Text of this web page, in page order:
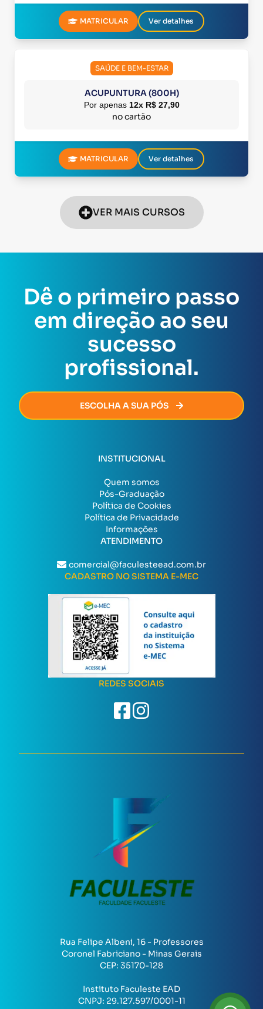
MATRICULAR Ver detalhes
SAÚDE E BEM-ESTAR
ACUPUNTURA (800H)
Por apenas 12x R$ 27,90
no cartão
MATRICULAR Ver detalhes
VER MAIS CURSOS
Dê o primeiro passo
em direção ao seu
sucesso
profissional.
ESCOLHA A SUA PÓS
INSTITUCIONAL
Quem somos
Pós-Graduação
Política de Cookies
Política de Privacidade
Informações
ATENDIMENTO
comercial@faculesteead.com.br
CADASTRO NO SISTEMA E-MEC
REDES SOCIAIS
Rua Felipe Albeni, 16 - Professores
Coronel Fabriciano - Minas Gerais
CEP: 35170-128
Instituto Faculeste EAD
CNPJ: 29.127.597/0001-11